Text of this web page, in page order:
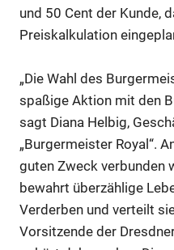
und 50 Cent der Kunde,
Preiskalkulation
„Die Wahl des
spaßige Aktion mit den
sagt Diana Helbig,
„Burgermeister Royal“.
guten Zweck verbunden
bewahrt überzählige
Verderben und verteilt
Vorsitzende der